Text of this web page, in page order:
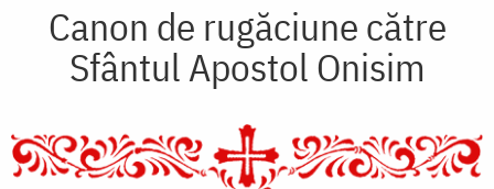
Canon de rugăciune către
Sfântul Apostol Onisim